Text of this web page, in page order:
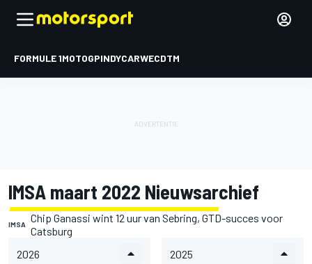
FORMULE 1MOTOGPINDYCARWECDTM
IMSA maart 2022 Nieuwsarchief
IMSA
Chip Ganassi wint 12 uur van Sebring, GTD-succes voor
Catsburg
2026
2025